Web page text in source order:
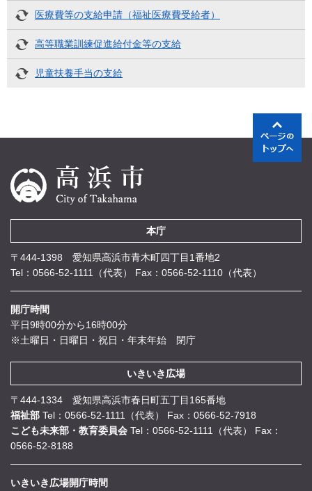
医療費等の支給申請（福祉医療費受給者）
高等職業訓練促進給付金等の支給
児童扶養手当の支給
本庁
〒444-1398 愛知県高浜市青木町四丁目1番地2
Tel：0566-52-1111（代表）
Fax：0566-52-1110（代表）
開庁時間
平日9時00分から16時00分
※土曜日・日曜日・祝日・年末年始 閉庁
いきいき広場
〒444-1334 愛知県高浜市春日町五丁目165番地
福祉部 Tel：0566-52-1111（代表）
Fax：0566-52-7918
こども未来部・教育委員会 Tel：0566-52-1111（代表）
Fax：
0566-52-8188
いきいき広場開庁時間